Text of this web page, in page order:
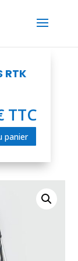
RTK
TTC
panier